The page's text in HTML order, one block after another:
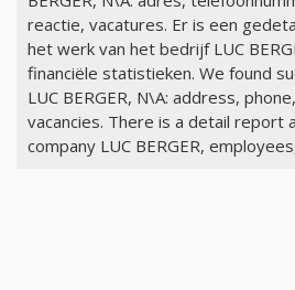
reactie, vacatures. Er is een
het werk van het bedrijf LUC
financiële statistieken. We found
LUC BERGER, N\A: address,
vacancies. There is a detail report
company LUC BERGER,